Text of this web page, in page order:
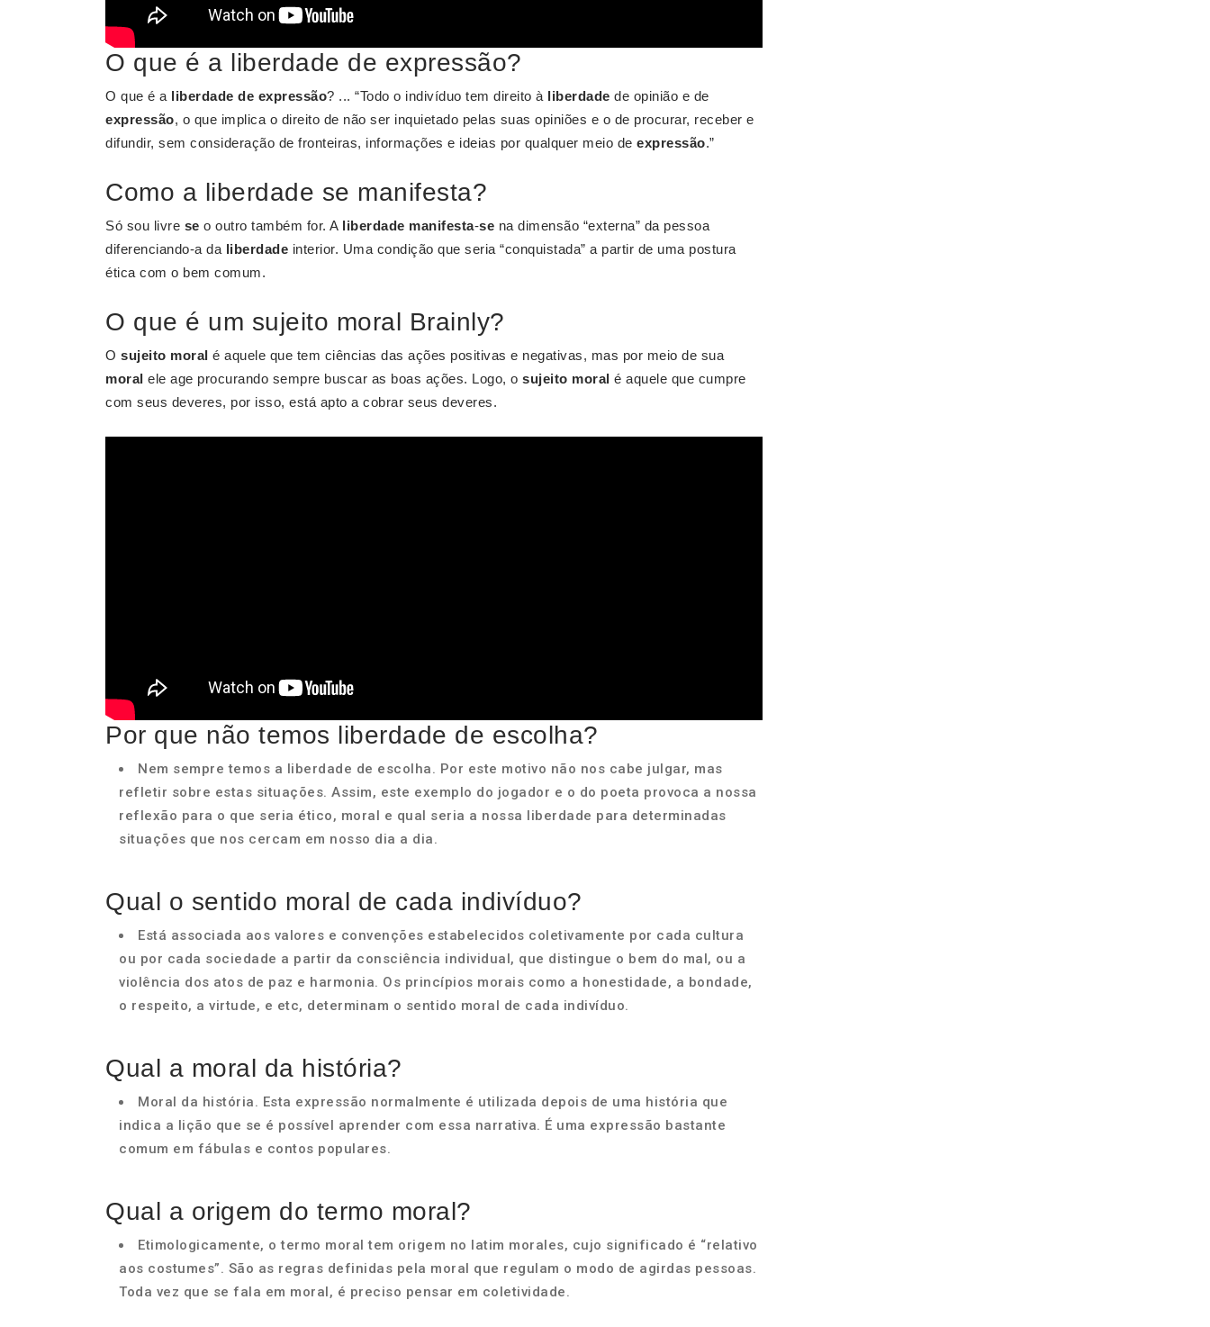
O que é a liberdade de expressão?
O que é a liberdade de expressão? ... “Todo o indivíduo tem direito à liberdade de opinião e de
expressão, o que implica o direito de não ser inquietado pelas suas opiniões e o de procurar, receber e
difundir, sem consideração de fronteiras, informações e ideias por qualquer meio de expressão.”
Como a liberdade se manifesta?
Só sou livre se o outro também for. A liberdade manifesta-se na dimensão “externa” da pessoa
diferenciando-a da liberdade interior. Uma condição que seria “conquistada” a partir de uma postura
ética com o bem comum.
O que é um sujeito moral Brainly?
O sujeito moral é aquele que tem ciências das ações positivas e negativas, mas por meio de sua
moral ele age procurando sempre buscar as boas ações. Logo, o sujeito moral é aquele que cumpre
com seus deveres, por isso, está apto a cobrar seus deveres.
Por que não temos liberdade de escolha?
Nem sempre temos a liberdade de escolha. Por este motivo não nos cabe julgar, mas
refletir sobre estas situações. Assim, este exemplo do jogador e o do poeta provoca a nossa
reflexão para o que seria ético, moral e qual seria a nossa liberdade para determinadas
situações que nos cercam em nosso dia a dia.
Qual o sentido moral de cada indivíduo?
Está associada aos valores e convenções estabelecidos coletivamente por cada cultura
ou por cada sociedade a partir da consciência individual, que distingue o bem do mal, ou a
violência dos atos de paz e harmonia. Os princípios morais como a honestidade, a bondade,
o respeito, a virtude, e etc, determinam o sentido moral de cada indivíduo.
Qual a moral da história?
Moral da história. Esta expressão normalmente é utilizada depois de uma história que
indica a lição que se é possível aprender com essa narrativa. É uma expressão bastante
comum em fábulas e contos populares.
Qual a origem do termo moral?
Etimologicamente, o termo moral tem origem no latim morales, cujo significado é “relativo
aos costumes”. São as regras definidas pela moral que regulam o modo de agirdas pessoas.
Toda vez que se fala em moral, é preciso pensar em coletividade.